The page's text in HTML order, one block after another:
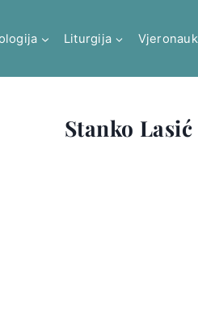
Liturgija Vjeronauk
Stanko Lasić